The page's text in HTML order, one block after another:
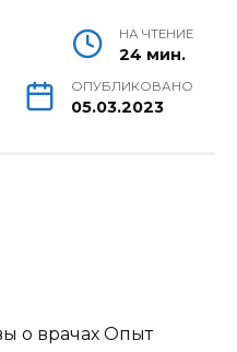
НА ЧТЕНИЕ
24 мин.
ОПУБЛИКОВАНО
05.03.2023
о врачах Опыт